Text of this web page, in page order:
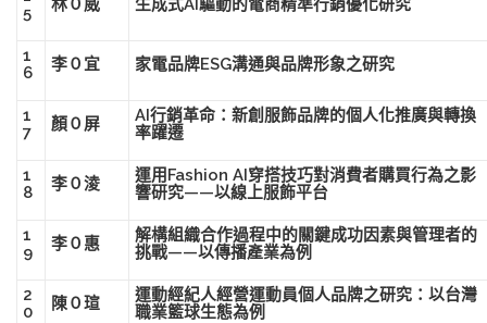
5
林０威 生成式AI驅動的電商精準行銷優化研究
1
6
李０宜 家電品牌ESG溝通與品牌形象之研究
1
7
顏０屏
AI行銷革命：新創服飾品牌的個人化推廣與轉換
率躍遷
1
8
李０淩
運用Fashion AI穿搭技巧對消費者購買行為之影
響研究——以線上服飾平台
1
9
李０惠
解構組織合作過程中的關鍵成功因素與管理者的
挑戰——以傳播產業為例
2
0
陳０瑄
運動經紀人經營運動員個人品牌之研究：以台灣
職業籃球生態為例